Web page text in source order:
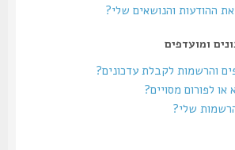
והנושאים שלי?
לקבלת עדכונים?
מסויים?
שלי?